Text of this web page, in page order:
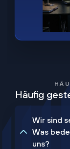
Häufig
Wir sind
Was
uns?